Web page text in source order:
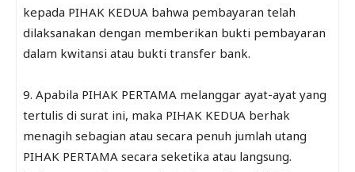
kepada PIHAK KEDUA bahwa pembayaran telah
dilaksanakan dengan memberikan bukti pembayaran
dalam kwitansi atau bukti transfer bank.
9. Apabila PIHAK PERTAMA melanggar ayat-ayat yang
tertulis di surat ini, maka PIHAK KEDUA berhak
menagih sebagian atau secara penuh jumlah utang
PIHAK PERTAMA secara seketika atau langsung.